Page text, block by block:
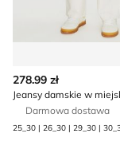
278.99 zł
Darmowa dostawa